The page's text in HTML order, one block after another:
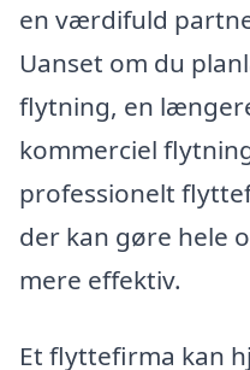
en værdifuld
Uanset om du
flytning, en
kommerciel
professionelt
der kan gøre hele
mere effektiv.
Et flyttefirma kan